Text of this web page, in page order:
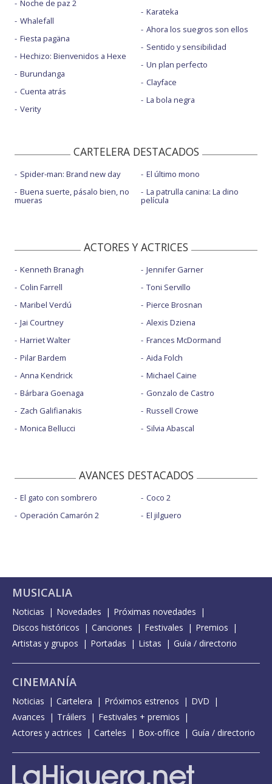
Noche de paz 2
Whalefall
Fiesta pagäna
Hechizo: Bienvenidos a Hexe
Burundanga
Cuenta atrás
Verity
Karateka
Ahora los suegros son ellos
Sentido y sensibilidad
Un plan perfecto
Clayface
La bola negra
CARTELERA DESTACADOS
Spider-man: Brand new day
Buena suerte, pásalo bien, no
mueras
El último mono
La patrulla canina: La dino
película
ACTORES Y ACTRICES
Kenneth Branagh
Colin Farrell
Maribel Verdú
Jai Courtney
Harriet Walter
Pilar Bardem
Anna Kendrick
Bárbara Goenaga
Zach Galifianakis
Monica Bellucci
Jennifer Garner
Toni Servillo
Pierce Brosnan
Alexis Dziena
Frances McDormand
Aida Folch
Michael Caine
Gonzalo de Castro
Russell Crowe
Silvia Abascal
AVANCES DESTACADOS
El gato con sombrero
Operación Camarón 2
Coco 2
El jilguero
MUSICALIA
Noticias Novedades
Próximas novedades
Discos históricos
Canciones Festivales
Premios
Artistas y grupos
Portadas Listas Guía / directorio
CINEMANÍA
Noticias Cartelera Próximos estrenos
DVD
Avances
Tráilers
Festivales + premios
Actores y actrices
Carteles Box-office Guía / directorio